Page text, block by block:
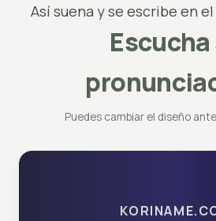
Así suena y se escribe en
Escucha
Puedes cambiar el diseño